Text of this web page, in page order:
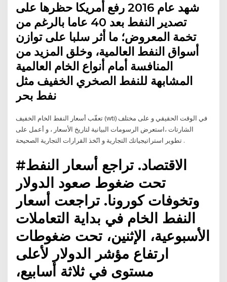
شهد عام 2016 رفع أمريكا حظرها على
تصدير النفط بعد 40 عاما بالرغم من
تخمة المعروض؛ ما أثر سلبا على توازن
أسواق النفط العالمية، وخلق المزيد من
المنافسة أمام أنواع الخام العالمية
المشابهة للنفط الصخري الخفيف مثل
نفط بحر
تعقّب أسعار النفط الخام الخفيف (wti) في الوقت الحقيقي و على مختلف
الشارتات ،استعرض الرسومات البيانية لتاريخ الأسعار ، و أعمل على
تطوير استراتيجياتك التجارية و اتّخذ القرارات التجارية الصحيحة .
#الاقتصاد. تراجع أسعار النفط
تحت ضغوط صعود الدولار
وتخوفات كورونا. تراجعت أسعار
النفط الخام في بداية التعاملات
الأسبوعية، الإثنين، تحت ضغوطات
ارتفاع مؤشر الدولار لأعلى
مستوى في ثلاثة أسابيع،